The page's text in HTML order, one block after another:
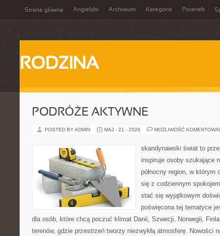
Strona główna Angielski Archiwum Kategorie Poranek
RODZINA
PODRÓŻE AKTYWNE
POSTED BY ADMIN MAJ - 21 - 2026 MOŻLIWOŚĆ
skandynawski świat to
inspiruje osoby szukające
północny region, w
się z codziennym
stać się wyjątkowym
poświęcona tej tematyce
dla osób, które chcą poczuć klimat Danii, Szwecji, Norwegii,
terenów, gdzie przestrzeń tworzy niezwykłą atmosferę. Nowości